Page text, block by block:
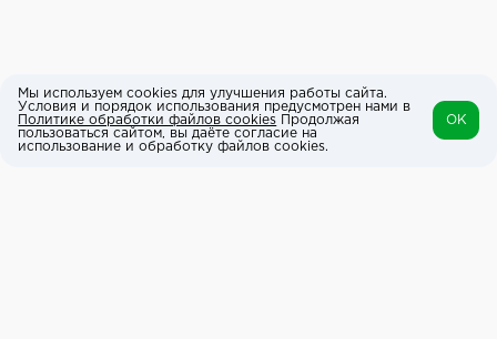
Мы используем cookies для улучшения работы сайта.
Условия и порядок использования предусмотрен нами в
Политике обработки файлов cookies Продолжая
пользоваться сайтом, вы даёте согласие на
использование и обработку файлов cookies.
OK